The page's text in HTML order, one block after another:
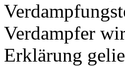
Verdampfer
Erklärung